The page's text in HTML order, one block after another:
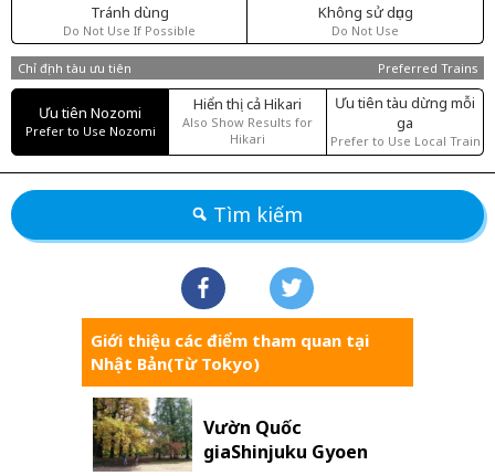
Tránh dùng
Do Not Use If Possible
Không sử dụng
Do Not Use
Chỉ định tàu ưu tiên Preferred Trains
Ưu tiên Nozomi
Prefer to Use Nozomi
Hiển thị cả Hikari
Also Show Results for
Hikari
Ưu tiên tàu dừng mỗi
ga
Prefer to Use Local Train
Tìm kiếm
Giới thiệu các điểm tham quan tại
Nhật Bản(Từ Tokyo)
Vườn Quốc
giaShinjuku Gyoen